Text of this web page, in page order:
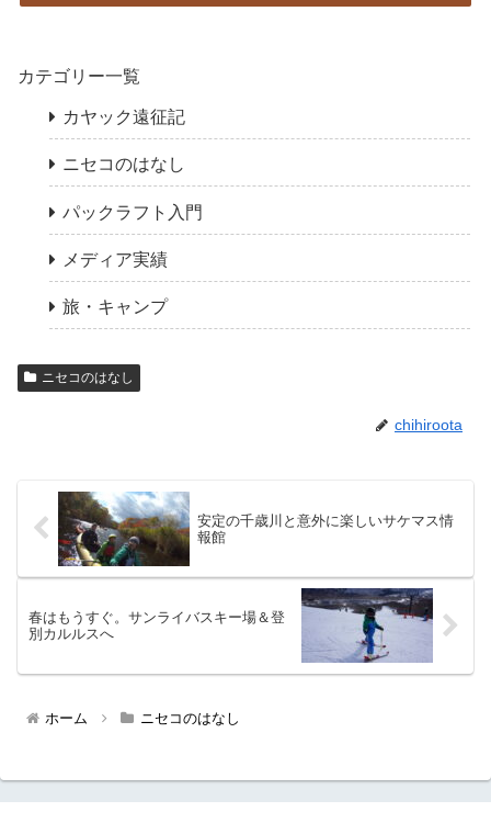
カテゴリー一覧
カヤック遠征記
ニセコのはなし
パックラフト入門
メディア実績
旅・キャンプ
ニセコのはなし
chihiroota
安定の千歳川と意外に楽しいサケマス情
報館
春はもうすぐ。サンライバスキー場＆登
別カルルスへ
ホーム ニセコのはなし